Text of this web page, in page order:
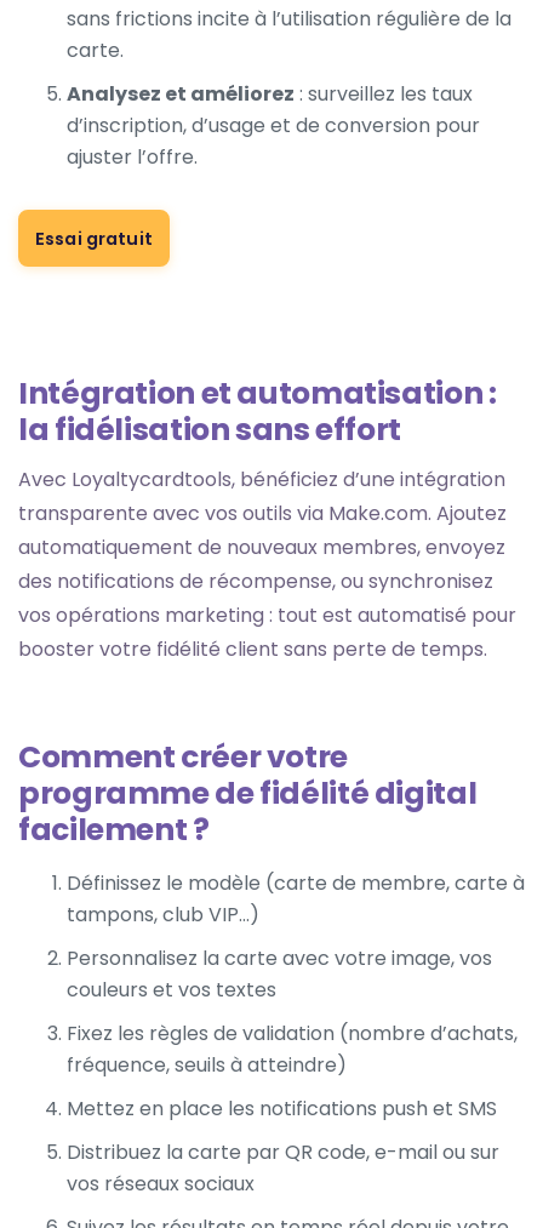
sans frictions incite à l’utilisation régulière de la
carte.
Analysez et améliorez : surveillez les taux
d’inscription, d’usage et de conversion pour
ajuster l’offre.
Essai gratuit
Intégration et automatisation :
la fidélisation sans effort
Avec Loyaltycardtools, bénéficiez d’une intégration
transparente avec vos outils via Make.com. Ajoutez
automatiquement de nouveaux membres, envoyez
des notifications de récompense, ou synchronisez
vos opérations marketing : tout est automatisé pour
booster votre fidélité client sans perte de temps.
Comment créer votre
programme de fidélité digital
facilement ?
Définissez le modèle (carte de membre, carte à
tampons, club VIP…)
Personnalisez la carte avec votre image, vos
couleurs et vos textes
Fixez les règles de validation (nombre d’achats,
fréquence, seuils à atteindre)
Mettez en place les notifications push et SMS
Distribuez la carte par QR code, e-mail ou sur
vos réseaux sociaux